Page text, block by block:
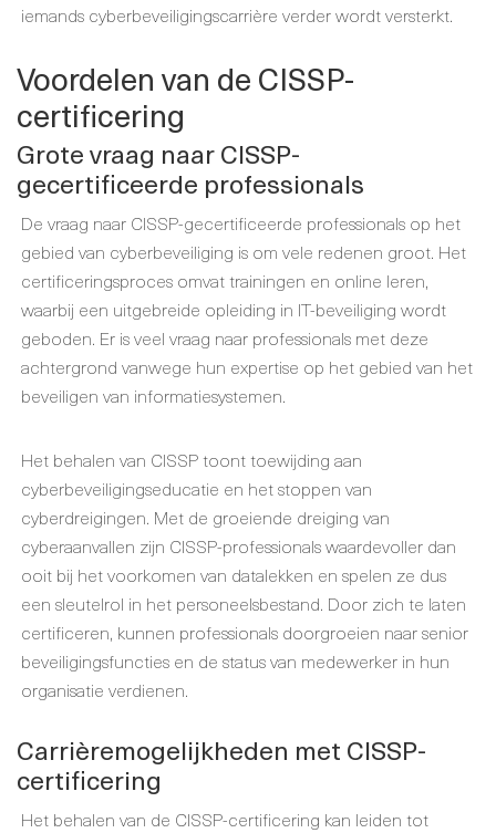
iemands cyberbeveiligingscarrière verder wordt versterkt.
Voordelen van de CISSP-
certificering
Grote vraag naar CISSP-
gecertificeerde professionals
De vraag naar CISSP-gecertificeerde professionals op het
gebied van cyberbeveiliging is om vele redenen groot. Het
certificeringsproces omvat trainingen en online leren,
waarbij een uitgebreide opleiding in IT-beveiliging wordt
geboden. Er is veel vraag naar professionals met deze
achtergrond vanwege hun expertise op het gebied van het
beveiligen van informatiesystemen.
Het behalen van CISSP toont toewijding aan
cyberbeveiligingseducatie en het stoppen van
cyberdreigingen. Met de groeiende dreiging van
cyberaanvallen zijn CISSP-professionals waardevoller dan
ooit bij het voorkomen van datalekken en spelen ze dus
een sleutelrol in het personeelsbestand. Door zich te laten
certificeren, kunnen professionals doorgroeien naar senior
beveiligingsfuncties en de status van medewerker in hun
organisatie verdienen.
Carrièremogelijkheden met CISSP-
certificering
Het behalen van de CISSP-certificering kan leiden tot